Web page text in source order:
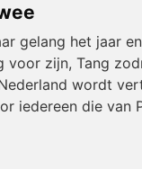
gelang het jaar
voor zijn, Tang
wordt
iedereen die van